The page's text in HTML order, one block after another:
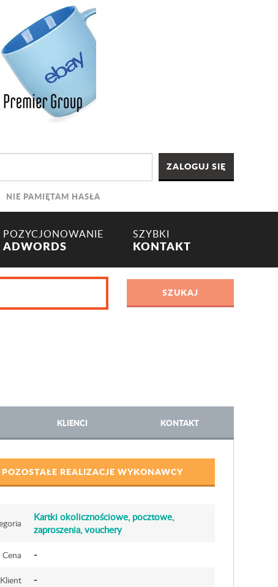
NIE PAMIĘTAM HASŁA
POZYCJONOWANIE
ADWORDS
SZYBKI
KONTAKT
KLIENCI KONTAKT
POZOSTAŁE REALIZACJE WYKONAWCY
Kartki okolicznościowe, pocztowe,
zaproszenia, vouchery
Cena -
Klient -